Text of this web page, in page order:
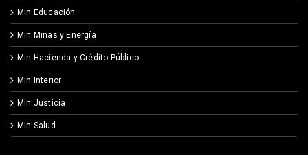
Min Educación
Min Minas y Energía
Min Hacienda y Crédito Público
Min Interior
Min Justicia
Min Salud